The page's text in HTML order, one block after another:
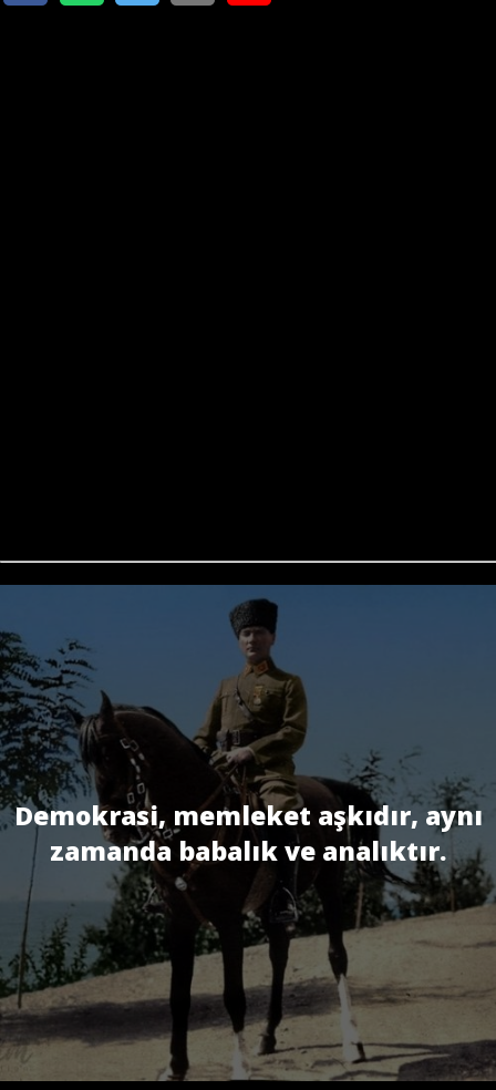
Demokrasi, memleket aşkıdır, aynı
zamanda babalık ve analıktır.